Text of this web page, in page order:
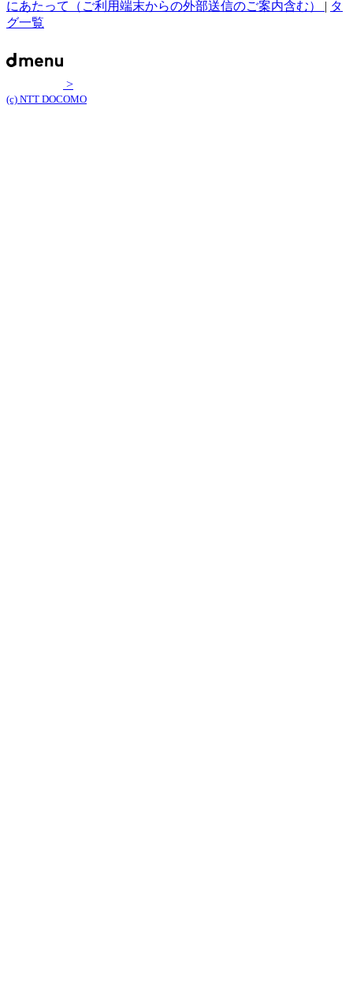
にあたって（ご利用端末からの外部送信のご案内含む） | タ
グ一覧
>
(c) NTT DOCOMO